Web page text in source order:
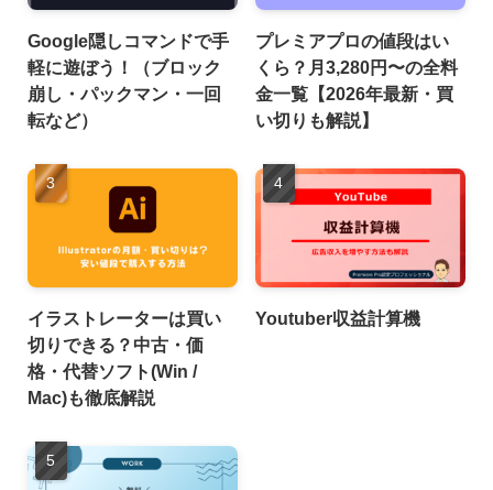
Google隠しコマンドで手
軽に遊ぼう！（ブロック
崩し・パックマン・一回
転など）
プレミアプロの値段はい
くら？月3,280円〜の全料
金一覧【2026年最新・買
い切りも解説】
イラストレーターは買い
切りできる？中古・価
格・代替ソフト(Win /
Mac)も徹底解説
Youtuber収益計算機